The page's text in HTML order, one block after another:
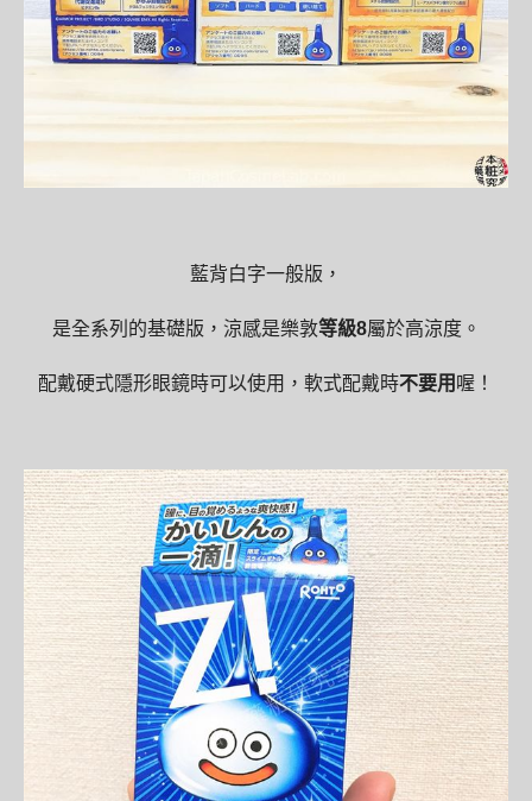
藍背白字一般版，
是全系列的基礎版，涼感是樂敦等級8屬於高涼度。
配戴硬式隱形眼鏡時可以使用，軟式配戴時不要用 喔！